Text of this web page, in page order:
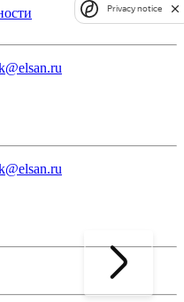
Privacy notice